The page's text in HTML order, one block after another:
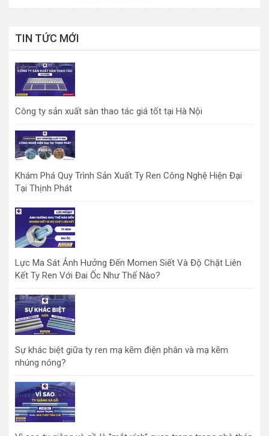
TIN TỨC MỚI
Công ty sản xuất sàn thao tác giá tốt tại Hà Nội
Khám Phá Quy Trình Sản Xuất Ty Ren Công Nghệ Hiện Đại
Tại Thịnh Phát
Lực Ma Sát Ảnh Hưởng Đến Momen Siết Và Độ Chặt Liên
Kết Ty Ren Với Đai Ốc Như Thế Nào?
Sự khác biệt giữa ty ren mạ kẽm điện phân và mạ kẽm
nhúng nóng?